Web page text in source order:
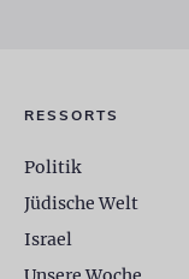
RESSORTS
Politik
Jüdische Welt
Israel